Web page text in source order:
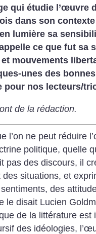
qui étudie l’œuvre
dans son
lumière sa
ce que fut sa
mouvements
unes des
pour nos lecteurs/
de la rédaction.
l’on ne peut réduire
politique, quelle
pas des discours, il
des situations, et
des
le disait Lucien
de la littérature est
des idéologies,